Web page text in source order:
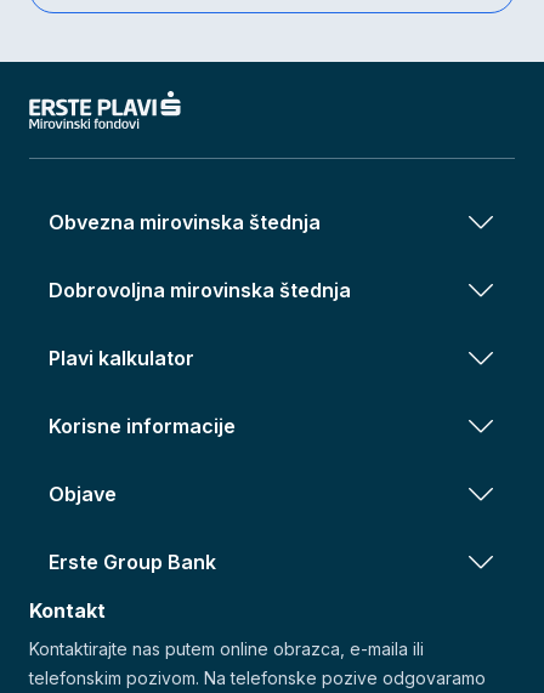
Obvezna mirovinska štednja
Dobrovoljna mirovinska štednja
Plavi kalkulator
Korisne informacije
Objave
Erste Group Bank
Kontakt
Kontaktirajte nas putem online obrazca, e-maila ili
telefonskim pozivom. Na telefonske pozive odgovaramo